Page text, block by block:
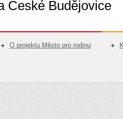
České Budějovice
O projektu Město pro rodinu